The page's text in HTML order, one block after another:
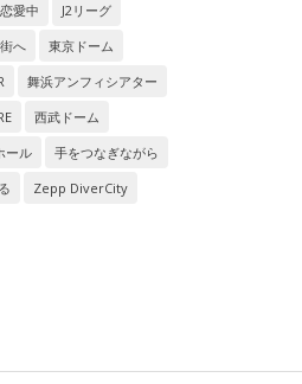
愛中
J2リーグ
へ
東京ドーム
舞浜アンフィシアター
西武ドーム
ール
手をつなぎながら
Zepp DiverCity